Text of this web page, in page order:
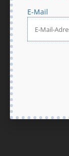
E-Mail